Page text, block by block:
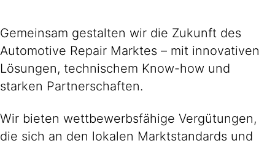
Gemeinsam gestalten wir die Zukunft des
Automotive Repair Marktes – mit innovativen
Lösungen, technischem Know-how und
starken Partnerschaften.
Wir bieten wettbewerbsfähige Vergütungen,
die sich an den lokalen Marktstandards und